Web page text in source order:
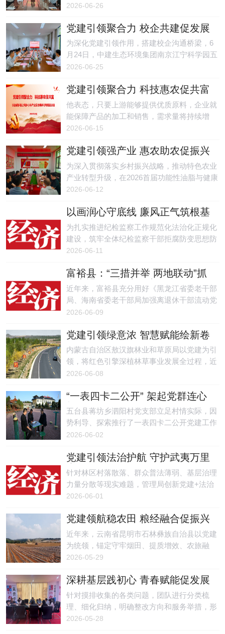
责主业，深耕民生服务、深耕乡村市场、深耕
态担当作为、攻坚克难，切实把党建成果转化
为服务群众、赋能企业发展、助力地方建设的
强大动力。
2026-06-26
党建引领聚合力 校企共建促发展
为深化党建引领作用，搭建校企沟通桥梁，6
月24日，中建生态环境集团南京江宁科学园五
期项目与江苏海事职业技术学院船舶与智能制
2026-06-25
党建引领聚合力 科技惠农促共富
他表态，只要上游能够提供优质原料，企业就
能保障产品的加工和销售，需求量将持续增
长。
2026-06-15
党建引领强产业 惠农助农促振兴
为深入贯彻落实乡村振兴战略，推动特色农业
产业转型升级，在2026首届功能性油脂与健康
产业发展大会上，为赋能乡村产业振兴、拓宽
型升级，持续提升胡麻原料品质与胡麻油产品
市场核心竞争力。
2026-06-12
以画润心守底线 廉风正气筑根基
为扎实推进纪检监察工作规范化法治化正规化
建设，筑牢全体纪检监察干部拒腐防变思想防
线，创新廉政教育形式、提升警示教育实效，
画馆，开展以画倡廉、以观促廉、以行践廉主
题党建暨廉政教育活动，让清廉之风浸润初心
使命。
2026-06-11
富裕县：“三措并举 两地联动”抓
实离退休干部流动党员服务管理
近年来，富裕县充分用好《黑龙江省委老干部
局、海南省委老干部局加强离退休干部流动党
员管理工作合作协议》便利条件，坚持问题导
难、双向管控难等痛点难点，切实让越冬离退
休干部流动党员流动不流失、学习不断线。
2026-06-09
党建引领绿意浓 智慧赋能绘新卷
内蒙古自治区敖汉旗林业和草原局以党建为引
领，将红色引擎深植林草事业发展全过程，近
两年。
2026-06-08
“一表四卡二公开” 架起党群连心
桥
五台县蒋坊乡泗阳村党支部立足村情实际，因
势利导、探索推行了一表四卡二公开党建工作
新模式，把村级重大事项全部纳入制度化、规
行，以阳光公开密切干群关系，成功架起了党
群干群五座连心桥。
2026-06-02
党建引领法治护航 守护武夷万里
青绿
针对林区村落散落、群众普法薄弱、基层治理
力量分散等现实难题，管理局创新党建+法治
+社区共治工作模式，打通法律法规落地最后
2026-06-01
党建领航稳农田 粮经融合促振兴
近年来，云南省昆明市石林彝族自治县以党建
为统领，锚定守牢烟田、提质增效、农旅融
合、助农增收目标，深耕烟粮经协同互促共
烟草农业现代化综合体提质升级，打造烟旅融
合示范区。
2026-05-29
深耕基层践初心 青春赋能促发展
针对摸排收集的各类问题，团队进行分类梳
理、细化归纳，明确整改方向和服务举措，形
成调研摸排、梳理汇总、复盘整改、长效服务
2026-05-28